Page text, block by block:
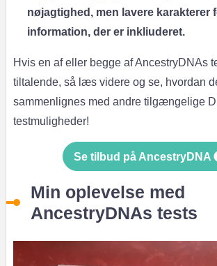
nøjagtighed, men lavere karakterer
information, der er inkliuderet.
Hvis en af eller begge af AncestryDNAs
tiltalende, så læs videre og se, hvordan
sammenlignes med andre tilgængelige
testmuligheder!
Se tilbud på AncestryDNA
Min oplevelse med
AncestryDNAs tests